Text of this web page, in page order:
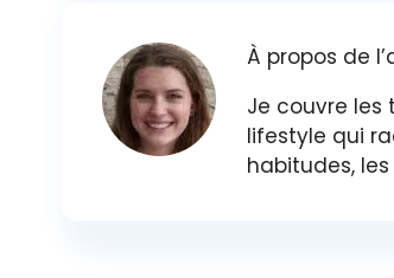
À propos de
Je couvre
lifestyle qui
habitudes,